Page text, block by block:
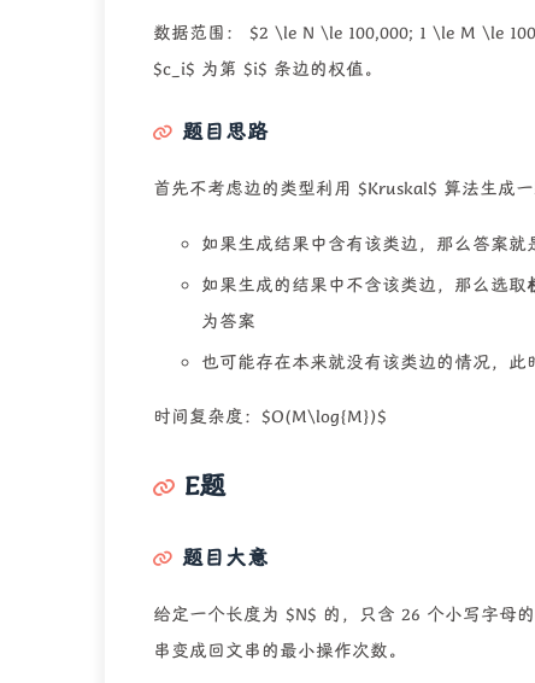
数据范围： $2 \le N \le 100,000; 1 \le M \le
$c_i$ 为第 $i$ 条边的权值。
题目思路
首先不考虑边的类型利用 $Kruskal$ 算法生成一
如果生成结果中含有该类边，那么答案就
如果生成的结果中不含该类边，那么选取
为答案
也可能存在本来就没有该类边的情况，此
时间复杂度：$O(M\log{M})$
E题
题目大意
给定一个长度为 $N$ 的，只含 26 个小写字母
串变成回文串的最小操作次数。